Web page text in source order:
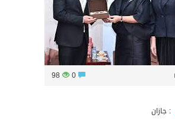
اليوم في المملكة
0
98
: جازان